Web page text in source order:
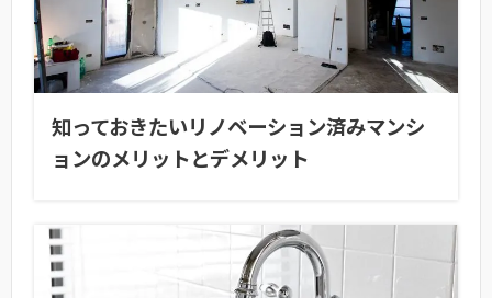
知っておきたいリノベーション済みマンシ
ョンのメリットとデメリット